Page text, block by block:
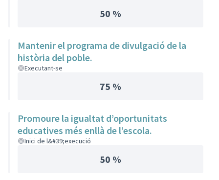
50 %
Mantenir el programa de divulgació de la
història del poble.
Executant-se
75 %
Promoure la igualtat d’oportunitats
educatives més enllà de l’escola.
Inici de l&#39;execució
50 %